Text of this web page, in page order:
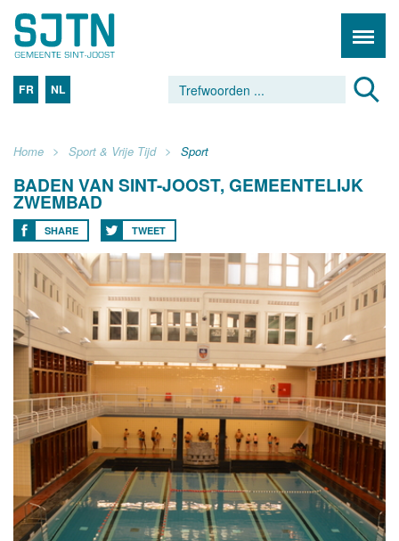
FR NL
Home Sport & Vrije Tijd Sport
BADEN VAN SINT-JOOST, GEMEENTELIJK
ZWEMBAD
SHARE TWEET